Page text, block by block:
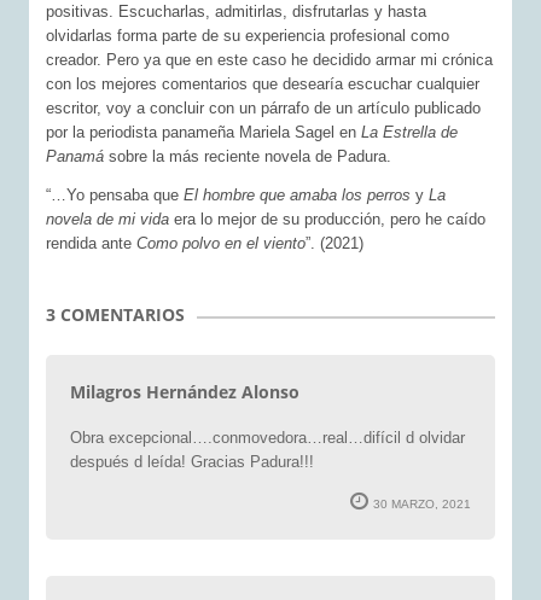
positivas. Escucharlas, admitirlas, disfrutarlas y hasta
olvidarlas forma parte de su experiencia profesional como
creador. Pero ya que en este caso he decidido armar mi crónica
con los mejores comentarios que desearía escuchar cualquier
escritor, voy a concluir con un párrafo de un artículo publicado
por la periodista panameña Mariela Sagel enLa Estrella de
Panamá sobre la más reciente novela de Padura.
“…Yo pensaba queEl hombre que amaba los perros yLa
novela de mi vidaera lo mejor de su producción, pero he caído
rendida anteComo polvo en el viento”. (2021)
3 COMENTARIOS
Milagros Hernández Alonso
Obra excepcional….conmovedora…real…difícil d olvidar
después d leída! Gracias Padura!!!
30 MARZO, 2021